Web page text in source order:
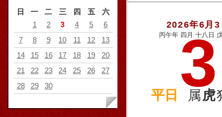
日 一 二 三 四 五
六
1
2 3 4 5
6
7
8 9 10 11 12
13
14
15 16 17 18 19
20
21
22 23 24 25 26
27
28
29 30
2026年6月3
丙午年 四月 十八日
3
平日 属虎